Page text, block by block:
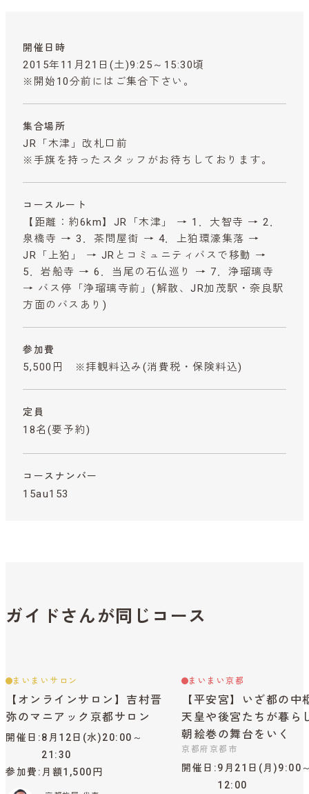
開催日時
2015年11月21日(土)9:25～15:30頃
※開始10分前にはご集合下さい。
集合場所
JR「木津」改札口前
※手旗を持ったスタッフがお待ちしております。
コースルート
【距離：約6km】JR「木津」 → 1．大智寺 → 2．
泉橋寺 → 3．茶問屋街 → 4．上狛環濠集落 →
JR「上狛」 → JRとコミュニティバスで移動 →
5．岩船寺 → 6．当尾の石仏巡り → 7．浄瑠璃寺
→ バス停「浄瑠璃寺前」(解散、JR加茂駅・奈良駅
方面のバスあり)
参加費
5,500円 ※拝観料込み (消費税・保険料込)
定員
18名(要予約)
コースナンバー
15au153
ガイドさんが同じコース
まいまいサロン
【オンラインサロン】吉村晋
弥のマニアック京都サロン
開催日
8月12日(水)20:00～
21:30
参加費
月額1,500円
まいまい京都
【平安宮】いざ都の中
天皇や後宮たちが暮ら
朝絵巻の舞台をいく
京都府京都市
開催日
9月21日(月)9:00
12:00